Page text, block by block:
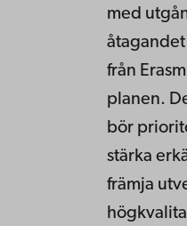
med
åtagandet
från
planen.
bör
stärka
främja